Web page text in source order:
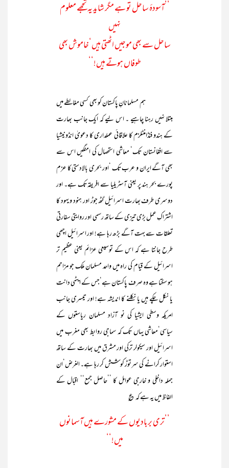
’’آسودۂ ساحل تو ہے مگر شاید یہ تجھے معلوم
نہیں
ساحل سے بھی موجیں اٹھتی ہیں‘خاموش بھی
طوفاں ہوتے ہیں!‘‘
ہم مسلمانانِ پاکستان کو بھی کسی مغالطے میں
مبتلا نہیں رہنا چاہیے ۔ اس لیے کہ ایک جانب بھارت
کے ہندو فنڈامنٹلزم کا علاقائی عملداری کا دعویٰ انڈونیشیا
سے افغانستان تک‘ معاشی استحصال کی امنگیں اس سے
بھی آگے ایران و عرب تک ‘اور بحری بالادستی کا عزم
پورے بحر ہند پر یعنی آسٹریلیا سے افریقہ تک ہے۔ اور
دوسری طرف بھارت اسرائیل گٹھ جوڑ اور ہنود و یہود کا
اشتراکِ عمل بڑی تیزی کے ساتھ رسمی اور روایتی سفارتی
تعلقات سے بہت آگے بڑھ رہا ہے! اور اسرائیل اچھی
طرح جانتا ہے کہ اس کے توسیعی عزائم یعنی عظیم تر
اسرائیل کے قیام کی راہ میں واحد مسلمان ملک جو مزاحم
ہو سکتا ہے وہ صرف پاکستان ہے‘جس کے ایٹمی دانت
یا نکل چکے ہیں یا نکلنے کا اندیشہ ہے! اور تیسری جانب
امریکہ وسطی ایشیا کی نو آزاد مسلمان ریاستوں کے
سیاسی‘معاشی یہاں تک کہ سماجی روابط بھی مغرب میں
اسرائیل اور سیکولر ترکی اور مشرق میں بھارت کے ساتھ
استوار کرانے کی سرتوڑ کوشش کر رہا ہے۔ الغرض‘ان
جملہ داخلی و خارجی عوامل کا ’’حاصل جمع‘‘ اقبال کے
الفاظ میں یہ ہے کہ ؏
’’تری بربادیوں کے مشورے ہیں آسمانوں
میں!‘‘